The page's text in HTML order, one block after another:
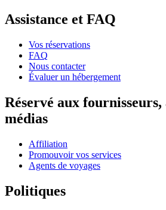
Assistance et FAQ
Vos réservations
FAQ
Nous contacter
Évaluer un hébergement
Réservé aux
médias
Affiliation
Promouvoir vos services
Agents de voyages
Politiques